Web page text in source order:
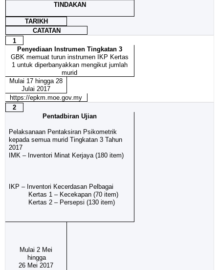
TINDAKAN
TARIKH
CATATAN
1
Penyediaan Instrumen Tingkatan 3
GBK memuat turun instrumen IKP Kertas
1 untuk diperbanyakkan mengikut jumlah
murid
Mulai 17 hingga 28
Julai 2017
https://epkm.moe.gov.my
2
Pentadbiran Ujian
Pelaksanaan Pentaksiran Psikometrik
kepada semua murid Tingkatan 3 Tahun
2017
IMK – Inventori Minat Kerjaya (180 item)
IKP – Inventori Kecerdasan Pelbagai
Kertas 1 – Kecekapan (70 item)
Kertas 2 – Persepsi (130 item)
Mulai 2 Mei
hingga
26 Mei 2017